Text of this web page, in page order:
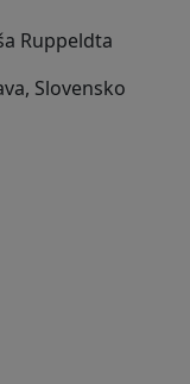
Ruppeldta
Slovensko